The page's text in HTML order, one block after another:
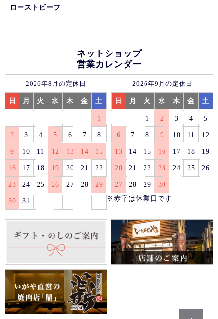
ローストビーフ
ネットショップ
営業カレンダー
2026年8月の定休日
日 月 火 水 木 金 土
1
2 3 4 5 6 7 8
9 10 11 12 13 14 15
16 17 18 19 20 21 22
23 24 25 26 27 28 29
30 31
2026年9月の定休日
日 月 火 水 木 金 土
1 2 3 4 5
6 7 8 9 10 11 12
13 14 15 16 17 18 19
20 21 22 23 24 25 26
27 28 29
30
※赤字は休業日です